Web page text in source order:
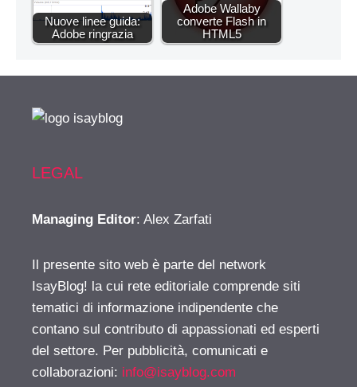
Nuove linee guida:
Adobe ringrazia
Adobe Wallaby
converte Flash in
HTML5
LEGAL
Managing Editor: Alex Zarfati
Il presente sito web è parte del network
IsayBlog! la cui rete editoriale comprende siti
tematici di informazione indipendente che
contano sul contributo di appassionati ed esperti
del settore. Per pubblicità, comunicati e
collaborazioni: info@isayblog.com